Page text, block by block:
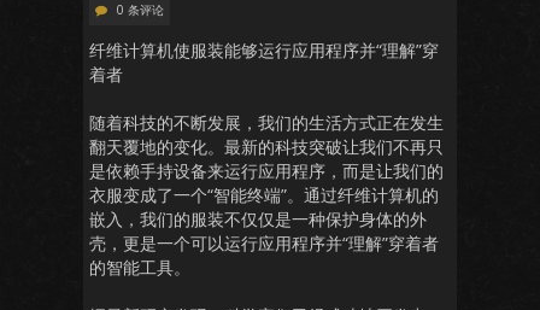
0 条评论
纤维计算机使服装能够运行应用程序并“理解”穿
着者
随着科技的不断发展，我们的生活方式正在发生
翻天覆地的变化。最新的科技突破让我们不再只
是依赖手持设备来运行应用程序，而是让我们的
衣服变成了一个“智能终端”。通过纤维计算机的
嵌入，我们的服装不仅仅是一种保护身体的外
壳，更是一个可以运行应用程序并“理解”穿着者
的智能工具。